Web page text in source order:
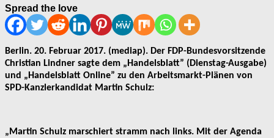
Spread the love
Berlin. 20. Februar 2017. (mediap). Der FDP-Bundesvorsitzende
Christian Lindner sagte dem „Handelsblatt” (Dienstag-Ausgabe)
und „Handelsblatt Online” zu den Arbeitsmarkt-Plänen von
SPD-Kanzlerkandidat Martin Schulz:
„Martin Schulz marschiert stramm nach links. Mit der Agenda